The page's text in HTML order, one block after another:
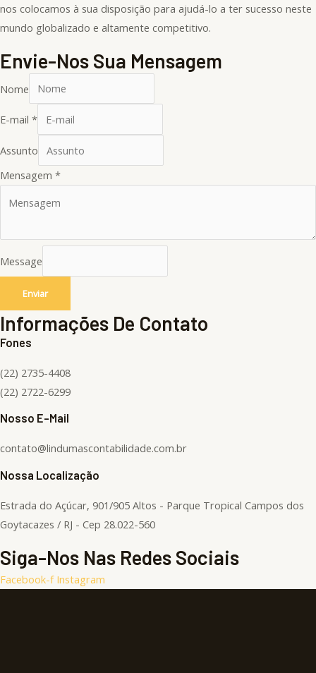
nos colocamos à sua disposição para ajudá-lo a ter sucesso neste
mundo globalizado e altamente competitivo.
Envie-Nos Sua Mensagem
Nome
E-mail *
Assunto
Mensagem *
Message
Enviar
Informações De Contato
Fones
(22) 2735-4408
(22) 2722-6299
Nosso E-Mail
contato@lindumascontabilidade.com.br
Nossa Localização
Estrada do Açúcar, 901/905 Altos - Parque Tropical Campos dos
Goytacazes / RJ - Cep 28.022-560
Siga-Nos Nas Redes Sociais
Facebook-f Instagram